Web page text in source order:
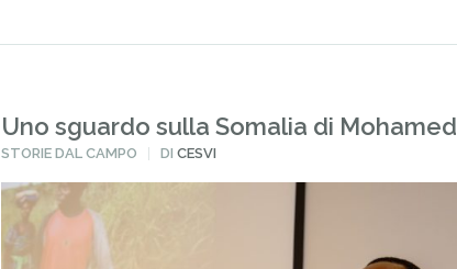
Uno sguardo sulla Somalia di Mohamed
PUBBLICATO
STORIE DAL CAMPO DICESVI